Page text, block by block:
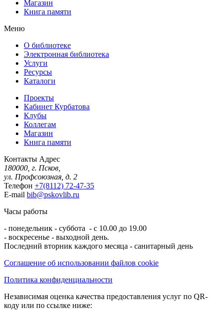
Магазин
Книга памяти
Меню
О библиотеке
Электронная библиотека
Услуги
Ресурсы
Каталоги
Проекты
Кабинет Курбатова
Клубы
Коллегам
Магазин
Книга памяти
Контакты Адрес
180000, г. Псков,
ул. Профсоюзная, д. 2
Телефон +7(8112) 72-47-35
E-mail bib@pskovlib.ru
Часы работы
- понедельник - суббота - с 10.00 до 19.00
- воскресенье - выходной день.
Последний вторник каждого месяца - санитарный день
Соглашение об использовании файлов cookie
Политика конфиденциальности
Независимая оценка качества предоставления услуг по QR-
коду или по ссылке ниже: